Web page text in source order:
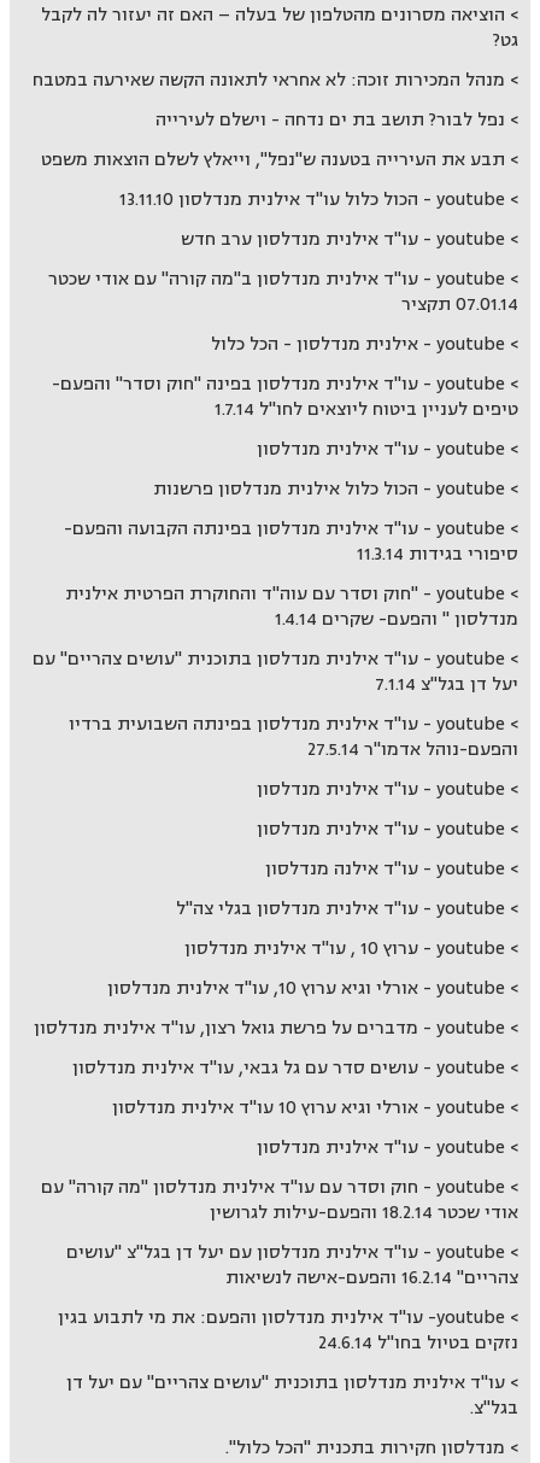
הוציאה מסרונים מהטלפון של בעלה – האם זה יעזור לה לקבל
גט?
מנהל המכירות זוכה: לא אחראי לתאונה הקשה שאירעה במטבח
נפל לבור? תושב בת ים נדחה - וישלם לעירייה
תבע את העירייה בטענה ש"נפל", וייאלץ לשלם הוצאות משפט
youtube - הכול כלול עו''ד אילנית מנדלסון 13.11.10
youtube - עו''ד אילנית מנדלסון ערב חדש
youtube - עו''ד אילנית מנדלסון ב"מה קורה" עם אודי שכטר
07.01.14 תקציר
youtube - אילנית מנדלסון - הכל כלול
youtube - עו''ד אילנית מנדלסון בפינה "חוק וסדר" והפעם-
טיפים לעניין ביטוח ליוצאים לחו''ל 1.7.14
youtube - עו''ד אילנית מנדלסון
youtube - הכול כלול אילנית מנדלסון פרשנות
youtube - עו''ד אילנית מנדלסון בפינתה הקבועה והפעם-
סיפורי בגידות 11.3.14
youtube - "חוק וסדר עם עוה''ד והחוקרת הפרטית אילנית
מנדלסון " והפעם- שקרים 1.4.14
youtube - עו''ד אילנית מנדלסון בתוכנית ''עושים צהריים" עם
יעל דן בגל''צ 7.1.14
youtube - עו''ד אילנית מנדלסון בפינתה השבועית ברדיו
והפעם-נוהל אדמו''ר 27.5.14
youtube - עו''ד אילנית מנדלסון
youtube - עו"ד אילנית מנדלסון
youtube - עו"ד אילנה מנדלסון
youtube - עו''ד אילנית מנדלסון בגלי צה''ל
youtube - ערוץ 10 , עו"ד אילנית מנדלסון
youtube - אורלי וגיא ערוץ 10, עו"ד אילנית מנדלסון
youtube - מדברים על פרשת גואל רצון, עו"ד אילנית מנדלסון
youtube - עושים סדר עם גל גבאי, עו"ד אילנית מנדלסון
youtube - אורלי וגיא ערוץ 10 עו''ד אילנית מנדלסון
youtube - עו''ד אילנית מנדלסון
youtube - חוק וסדר עם עו''ד אילנית מנדלסון ''מה קורה'' עם
אודי שכטר 18.2.14 והפעם-עילות לגרושין
youtube - עו''ד אילנית מנדלסון עם יעל דן בגל''צ "עושים
צהריים" 16.2.14 והפעם-אישה לנשיאות
youtube- עו''ד אילנית מנדלסון והפעם: את מי לתבוע בגין
נזקים בטיול בחו''ל 24.6.14
עו''ד אילנית מנדלסון בתוכנית ''עושים צהריים" עם יעל דן
בגל''צ.
מנדלסון חקירות בתכנית "הכל כלול".